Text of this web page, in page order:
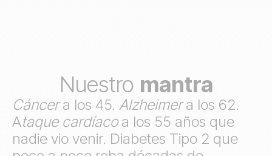
Nuestro mantra
Cáncera los 45. Alzheimera los 62.
Ataque cardíacoa los 55 años que
nadie vio venir. Diabetes Tipo 2 que